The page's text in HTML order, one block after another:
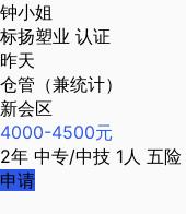
钟小姐
标扬塑业 认证
昨天
仓管（兼统计）
新会区
4000-4500元
2年 中专/中技 1人 五险
申请